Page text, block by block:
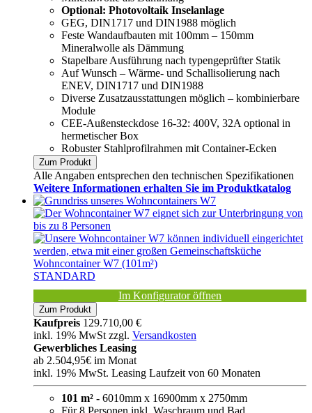
Optional: Photovoltaik Inselanlage
GEG, DIN1717 und DIN1988 möglich
Feste Wandaufbauten mit 100mm – 150mm
Mineralwolle als Dämmung
Stapelbare Ausführung nach typengeprüfter Statik
Auf Wunsch – Wärme- und Schallisolierung nach
ENEV, DIN1717 und DIN1988
Diverse Zusatzausstattungen möglich – kombinierbare
Module
CEE-Außensteckdose 16-32: 400V, 32A optional in
hermetischer Box
Robuster Stahlprofilrahmen mit Container-Ecken
Zum Produkt
Alle Angaben entsprechen den technischen Spezifikationen
Weitere Informationen erhalten Sie im Produktkatalog
Wohncontainer W7 (101m²)
STANDARD
Im Konfigurator öffnen
Zum Produkt
Kaufpreis 129.710,00 €
inkl. 19% MwSt zzgl. Versandkosten
Gewerbliches Leasing
ab 2.504,95€ im Monat
inkl. 19% MwSt. Leasing Laufzeit von 60 Monaten
101 m² - 6010mm x 16900mm x 2750mm
Für 8 Personen inkl. Waschraum und Bad